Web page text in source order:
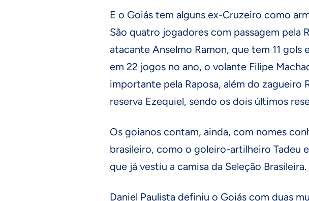
E o Goiás tem alguns ex-Cruzeiro como
São quatro jogadores com passagem pela
atacante Anselmo Ramon, que tem 11 gols
em 22 jogos no ano, o volante Filipe
importante pela Raposa, além do zagueiro
reserva Ezequiel, sendo os dois últimos
Os goianos contam, ainda, com nomes
brasileiro, como o goleiro-artilheiro Tadeu
que já vestiu a camisa da Seleção Brasileira.
Daniel Paulista definiu o Goiás com duas